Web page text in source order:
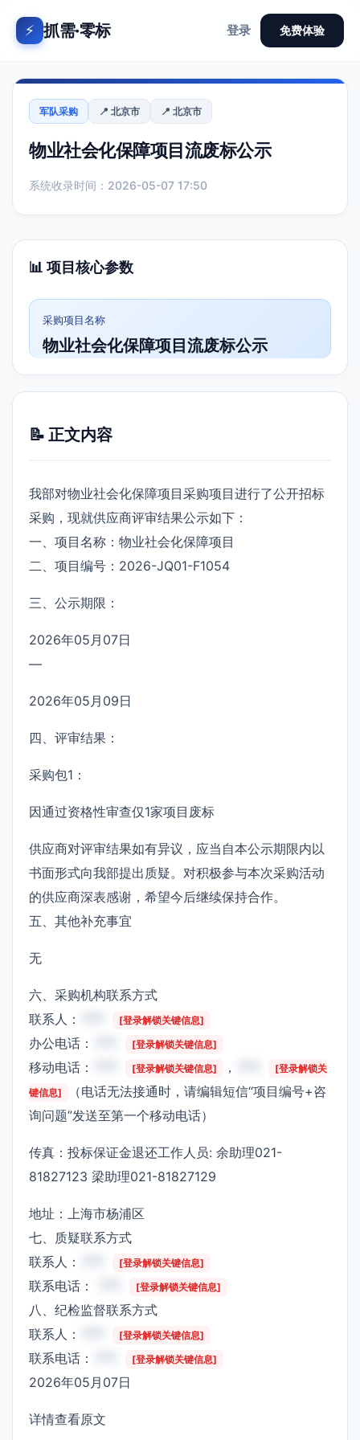
⚡ 抓需·零标 登录 免费体验
军队采购 📍 北京市 📍 北京市
物业社会化保障项目流废标公示
系统收录时间：2026-05-07 17:50
📊 项目核心参数
采购项目名称
物业社会化保障项目流废标公示
📝 正文内容
我部对物业社会化保障项目采购项目进行了公开招标
采购，现就供应商评审结果公示如下：
一、项目名称：物业社会化保障项目
二、项目编号：2026-JQ01-F1054
三、公示期限：
2026年05月07日
—
2026年05月09日
四、评审结果：
采购包1：
因通过资格性审查仅1家项目废标
供应商对评审结果如有异议，应当自本公示期限内以
书面形式向我部提出质疑。对积极参与本次采购活动
的供应商深表感谢，希望今后继续保持合作。
五、其他补充事宜
无
六、采购机构联系方式
联系人：
[登录解锁关键信息]
办公电话： [登录解锁关键信息]
移动电话： [登录解锁关键信息] ，
[登录解锁关
键信息]
（电话无法接通时，请编辑短信“项目编号+咨
询问题”发送至第一个移动电话）
传真：投标保证金退还工作人员: 余助理021-
81827123 梁助理021-81827129
地址：上海市杨浦区
七、质疑联系方式
联系人：
[登录解锁关键信息]
联系电话： [登录解锁关键信息]
八、纪检监督联系方式
联系人：
[登录解锁关键信息]
联系电话： [登录解锁关键信息]
2026年05月07日
详情查看原文